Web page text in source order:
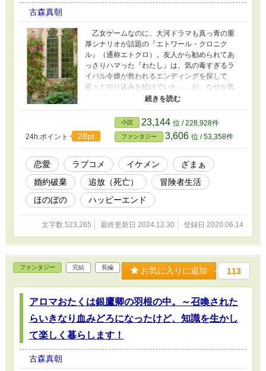
古森真朝
乙女ゲームなのに、大河ドラマも真っ青の重
厚シナリオが話題の『エトワール・クロニク
ル』（通称エトクロ）。友人から勧められてあ
っさりハマった『わたし』は、気の毒すぎるラ
イバル令嬢が救われるエンディングを探して
延々とやり込みを続けていた……が、なぜか気
が付いたらキャラクター本人に憑依トリップし
てしまう。 しかも時間軸は、ライバルが婚約
破棄＆追放＆死亡というエンディングを迎えた
後。馬車ごと崖から落ちたところを、たまたま
通りがかった冒険者たちに助けられたらしい。
家なし、資金なし、ついでに得意だったはずの
魔法はほぼすべて使用不可能。そんな状況を見
かねた若手冒険者チームのリーダー・ショウに
勧められ、ひとまず名前をイブマリーと改めて
近くの町まで行ってみることになる。 しかし
そんな中、道すがらに出くわしたモンスターと
の戦闘にて、唯一残っていた生得魔法【ギフ
ト】が思いがけない万能っぷりを発揮。ついで
に神話級のレア幻獣になつかれたり、解けない
る中、追放されてきた実家の方から何やら陰謀
の気配が漂ってきて―― 「もうわたし、理不
尽はコリゴリだから！ 楽しい余生のジャマす
ぎる余生、というか異世界ライフを、自由に楽
しく過ごせるか。元・負け犬令嬢第二の人生の
幕が、いま切って落とされた！ ※エブリスタ
様、カクヨム様、小説になろう様で並行連載中
24h.ポイント 28pt
小説 23,144 位 / 228,928件
ファンタジー 3,606 位 / 53,358件
恋愛 ラブコメ イケメン
ざまぁ
婚約破棄
追放（死亡）
冒険者生活
ほのぼの
ハッピーエンド
文字数 523,265 最終更新日 2024.12.30 登録日 2020.06.14
ファンタジー 完結 長編 お気に入りに追加 113
アロマおたくは銀鷹卿の羽根の中。～召喚された
らいきなり血みどろになったけど、知識を生かし
て楽しく暮らします！
古森真朝